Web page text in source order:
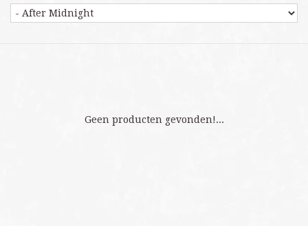
Geen producten gevonden!...